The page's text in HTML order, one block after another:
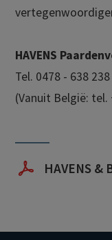
HAVENS
Tel. 0478 - 638
(Vanuit België: tel.
HAVENS &